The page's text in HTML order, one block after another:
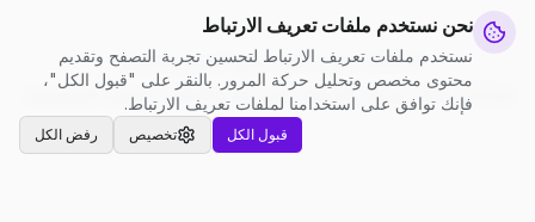
نحن نستخدم ملفات تعريف الارتباط
نستخدم ملفات تعريف الارتباط لتحسين تجربة التصفح وتقديم
محتوى مخصص وتحليل حركة المرور. بالنقر على "قبول الكل"،
فإنك توافق على استخدامنا لملفات تعريف الارتباط.
رفض الكل تخصيص قبول الكل
© 2026 جست كلين. جميع الحقوق محفوظة.
سياسة الخصوصية
الشروط والأحكام | إعدادات ملفات تعريف الارتباط